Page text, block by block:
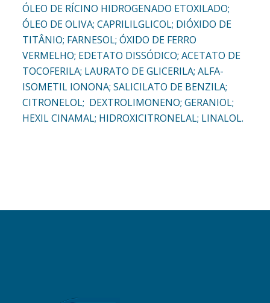
ÓLEO DE RÍCINO HIDROGENADO ETOXILADO;
ÓLEO DE OLIVA; CAPRILILGLICOL; DIÓXIDO DE
TITÂNIO; FARNESOL; ÓXIDO DE FERRO
VERMELHO; EDETATO DISSÓDICO; ACETATO DE
TOCOFERILA; LAURATO DE GLICERILA; ALFA-
ISOMETIL IONONA; SALICILATO DE BENZILA;
CITRONELOL; DEXTROLIMONENO; GERANIOL;
HEXIL CINAMAL; HIDROXICITRONELAL; LINALOL.